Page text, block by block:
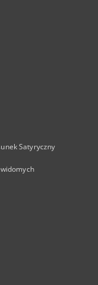
Satyryczny